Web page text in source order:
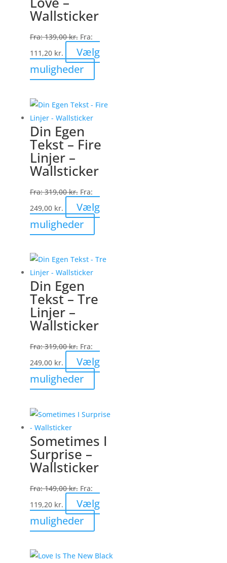
Wallsticker
Fra:139,00kr. Fra:
111,20 kr.
Vælg
muligheder
vare
flere
kan
på
Din Egen
Tekst – Fire
Linjer –
Wallsticker
Fra:319,00kr. Fra:
249,00 kr.
Vælg
muligheder
vare
flere
kan
på
Din Egen
Tekst – Tre
Linjer –
Wallsticker
Fra:319,00kr. Fra:
249,00 kr.
Vælg
muligheder
vare
flere
Mulighederne
vælges
varesiden
Sometimes I
Surprise –
Wallsticker
Fra:149,00kr. Fra:
119,20 kr.
Vælg
muligheder
vare
flere